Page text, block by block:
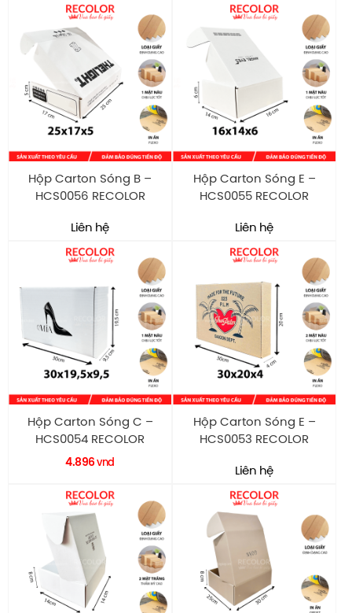
Hộp Carton Sóng B –
HCS0056 RECOLOR
Liên hệ
Hộp Carton Sóng E –
HCS0055 RECOLOR
Liên hệ
Hộp Carton Sóng C –
HCS0054 RECOLOR
4.896vnd
Hộp Carton Sóng E –
HCS0053 RECOLOR
Liên hệ